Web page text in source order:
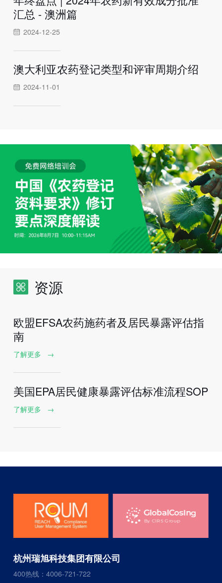
汇总 - 澳洲篇
2024-12-25
澳大利亚农药登记类型和评审周期介绍
2024-11-01
资源
欧盟EFSA农药施药者及居民暴露评估指
南
了解更多 →
美国EPA居民健康暴露评估标准流程SOP
了解更多 →
杭州瑞旭科技集团有限公司
400热线：4006-721-722